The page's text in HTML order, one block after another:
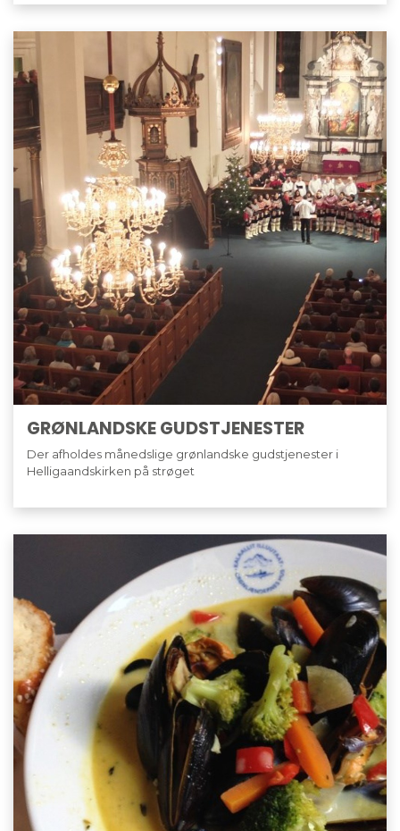
GRØNLANDSKE GUDSTJENESTER
Der afholdes månedslige grønlandske gudstjenester i
Helligaandskirken på strøget